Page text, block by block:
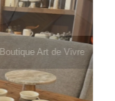
Boutique Art de Vivre